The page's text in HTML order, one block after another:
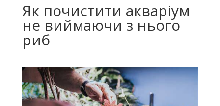
Як почистити акваріум
не виймаючи з нього
риб